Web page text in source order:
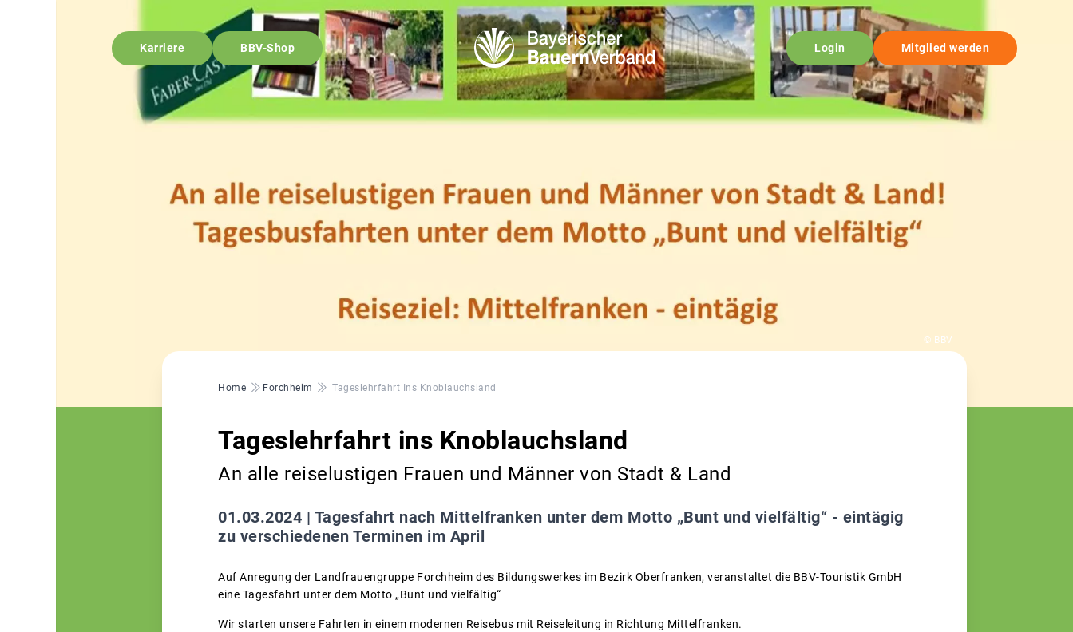
Karriere BBV-Shop Login Mitglied werden
© BBV
Pfadnavigation
Home Forchheim Tageslehrfahrt Ins Knoblauchsland
Tageslehrfahrt ins Knoblauchsland
An alle reiselustigen Frauen und Männer von Stadt & Land
01.03.2024 | Tagesfahrt nach Mittelfranken unter dem Motto „Bunt und vielfältig“ - eintägig
zu verschiedenen Terminen im April
Auf Anregung der Landfrauengruppe Forchheim des Bildungswerkes im Bezirk Oberfranken, veranstaltet die BBV-Touristik GmbH
eine Tagesfahrt unter dem Motto „Bunt und vielfältig“
Wir starten unsere Fahrten in einem modernen Reisebus mit Reiseleitung in Richtung Mittelfranken.